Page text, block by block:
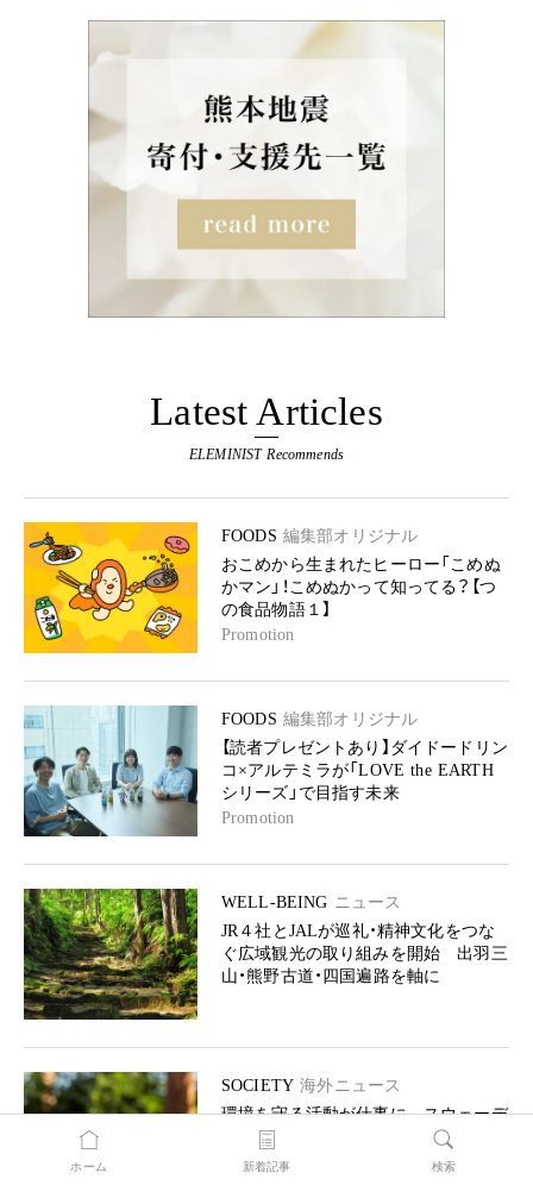
Latest Articles
ELEMINIST Recommends
FOODS 編集部オリジナル
おこめから生まれたヒーロー「こめぬ
かマン」！こめぬかって知ってる？【つ
の食品物語１】
Promotion
FOODS 編集部オリジナル
【読者プレゼントあり】ダイドードリン
コ×アルテミラが「LOVE the EARTH
シリーズ」で目指す未来
Promotion
WELL-BEING ニュース
JR４社とJALが巡礼・精神文化をつな
ぐ広域観光の取り組みを開始 出羽三
山・熊野古道・四国遍路を軸に
SOCIETY 海外ニュース
環境を守る活動が仕事に スウェーデ
ンで始まった若者支援制度
ホーム 新着記事 検索